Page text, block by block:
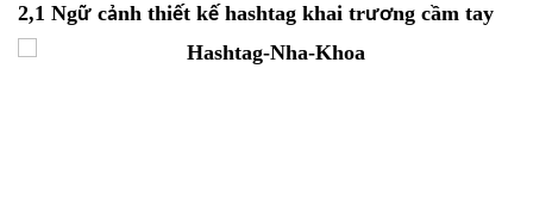
2,1 Ngữ cảnh thiết kếhashtag khai trương cầm tay